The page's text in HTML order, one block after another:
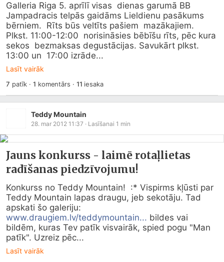
Galleria Riga 5. aprīlī visas  dienas garumā BB
Jampadracis telpās gaidāms Lieldienu pasākums
bērniem.  Rīts būs veltīts pašiem  mazākajiem.
Plkst. 11:00-12:00  norisināsies bēbīšu rīts, pēc kura
sekos  bezmaksas degustācijas. Savukārt plkst.
13:00 un  17:00 izrāde...
Lasīt vairāk
7 patīk ·1 komentārs · 11 iesaka
Teddy Mountain
28. mar 2012 11:37 · Lasīšanai 1 min
Jauns konkurss - laimē rotaļlietas
radīšanas piedzīvojumu!
Konkurss no Teddy Mountain!  :* Vispirms kļūsti par
Teddy Mountain lapas draugu, jeb sekotāju. Tad
www.draugiem.lv/teddymountain... bildes vai
bildēm, kuras Tev patīk visvairāk, spied pogu "Man
patīk". Uzreiz pēc...
Lasīt vairāk